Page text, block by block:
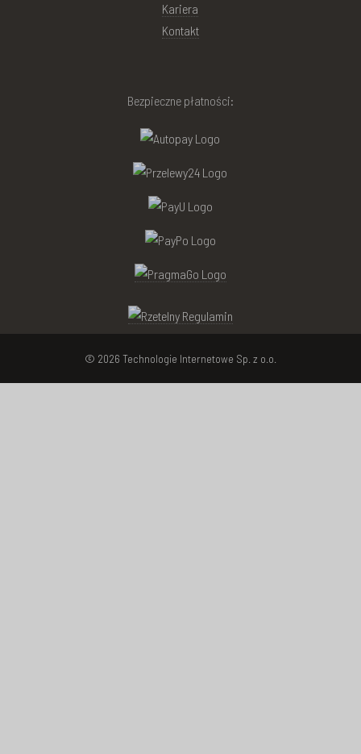
Kariera
Kontakt
Bezpieczne płatności:
© 2026 Technologie Internetowe Sp. z o.o.